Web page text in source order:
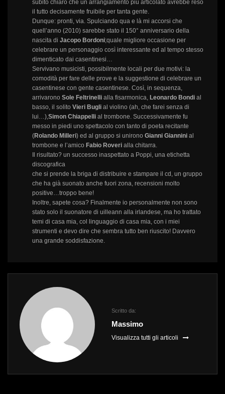
subito chiaro che un arrangiamento più articolato avrebbe reso
il tutto decisamente fruibile per tanta gente.
Dunque: pronti, via. Spulciando qua e là mi accorsi che
quell’anno (2010) sarebbe stato il 150° anniversario della
nascita di Jacopo Bordoni;quale migliore occasione per
celebrare un personaggio così interessante ed al tempo stesso
dimenticato dai casentinesi…
Servivano musicisti, possibilmente locali per due motivi: la
comodità per fare delle prove e la suggestione di celebrare un
casentinese con gente casentinese. Così, in sequenza,
arrivarono Sole Feltrinellialla fisarmonica, Leonardo Bondial
basso, il solito Vieri Buglial violino (ah, che farei senza di
lui…), Simon Chiappellial trombone. Successivamente fu
messo in piedi uno spettacolo con tanto di poeta recitante
(Rolando Milleri) ed al gruppo si unirono Gianni Gianninial
trombone e l’amico Fabio Roverialla chitarra.
Il risultato? un successo inaspettato a Poppi, una etichetta
discografica
che si prende la briga di distribuire e stampare il cd, un gruppo
che ha già suonato anche fuori zona, recensioni molto
positive…troppo bene!
Inoltre, sapete cosa? Finalmente io personalmente non sono
stato solo il suonatore di uilleann alla irlandese, ma ho trattato
temi di casa mia, col linguaggio di casa mia, con i miei
strumenti e devo dire che sembra tutto ben riuscito! Davvero
una grande soddisfazione.
Scritto da:
Massimo
Visualizza tutti gli articoli